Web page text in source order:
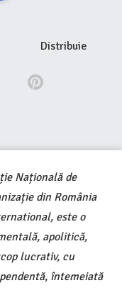
Distribuie
Națională de
din România
este o
apolitică,
lucrativ, cu
întemeiată